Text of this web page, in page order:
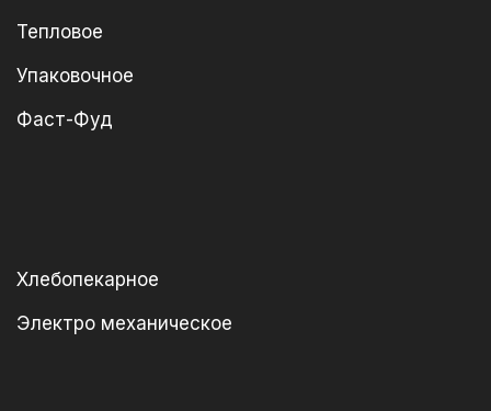
Тепловое
Упаковочное
Фаст-Фуд
Хлебопекарное
Электро механическое